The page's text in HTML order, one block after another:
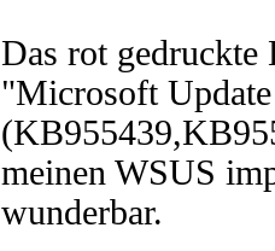
Das rot gedruckte
"Microsoft
meinen WSUS
wunderbar.